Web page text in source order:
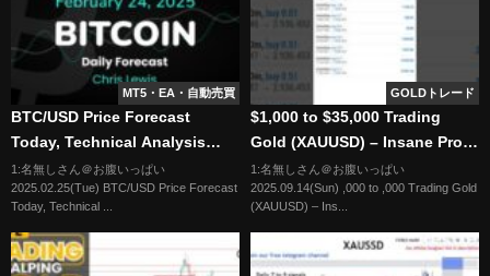
MT5・EA・自動売買
BTC/USD Price Forecast
Today, Technical Analysis
(February 24): Bitcoin
Cointinues to Do Nothing
1:名無しさん＠お腹いっぱい
2025.02.25(Tue) BTC/USD Price Forecast
Today, Technical ...
GOLDトレード
$1,000 to $35,000 Trading
Gold (XAUUSD) – Insane Profit
Breakdown #forex #xauusd
#live #trading
1:名無しさん＠お腹いっぱい
2025.09.14(Sun) ,000 to ,000 Trading Gold
(XAUUSD) – Ins...